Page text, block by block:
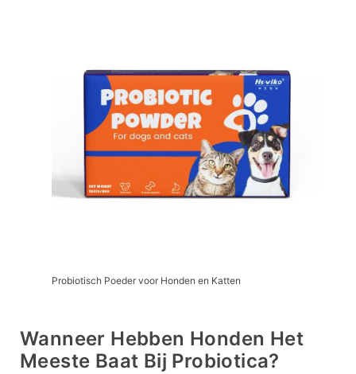
Probiotisch Poeder voor Honden en Katten
Wanneer Hebben Honden Het
Meeste Baat Bij Probiotica?